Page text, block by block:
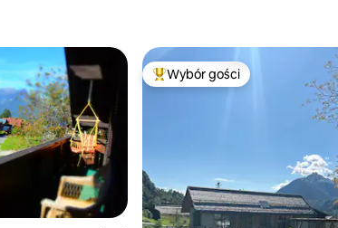
Wybór gości Najpopularniejsze z kategorii
Wybór gości